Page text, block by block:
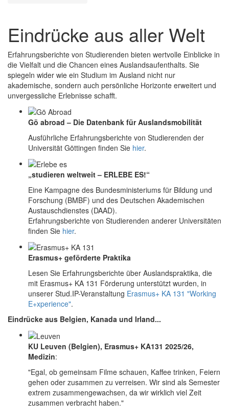
Eindrücke aus aller Welt
Erfahrungsberichte von Studierenden bieten wertvolle Einblicke in
die Vielfalt und die Chancen eines Auslandsaufenthalts. Sie
spiegeln wider wie ein Studium im Ausland nicht nur
akademische, sondern auch persönliche Horizonte erweitert und
unvergessliche Erlebnisse schafft.
Gö abroad – Die Datenbank für Auslandsmobilität
Ausführliche Erfahrungsberichte von Studierenden der
Universität Göttingen finden Sie hier.
„studieren weltweit – ERLEBE ES!“
Eine Kampagne des Bundesministeriums für Bildung und
Forschung (BMBF) und des Deutschen Akademischen
Austauschdienstes (DAAD).
Erfahrungsberichte von Studierenden anderer Universitäten
finden Sie hier.
Erasmus+ geförderte Praktika
Lesen Sie Erfahrungsberichte über Auslandspraktika, die
mit Erasmus+ KA 131 Förderung unterstützt wurden, in
unserer Stud.IP-Veranstaltung Erasmus+ KA 131 "Working
E+xperience".
Eindrücke aus Belgien, Kanada und Irland...
KU Leuven (Belgien), Erasmus+ KA131 2025/26,
Medizin:
"Egal, ob gemeinsam Filme schauen, Kaffee trinken, Feiern
gehen oder zusammen zu verreisen. Wir sind als Semester
extrem zusammengewachsen, da wir wirklich viel Zeit
zusammen verbracht haben."